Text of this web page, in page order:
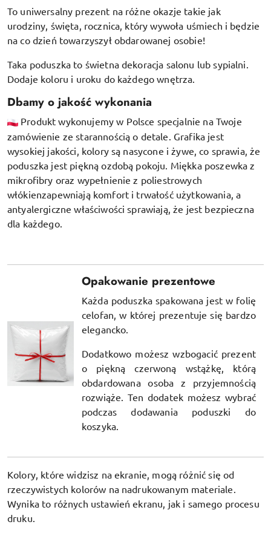
To uniwersalny prezent na różne okazje takie jak
urodziny, święta, rocznica, który wywoła uśmiech i będzie
na co dzień towarzyszył obdarowanej osobie!
Taka poduszka to świetna dekoracja salonu lub sypialni.
Dodaje koloru i uroku do każdego wnętrza.
Dbamy o jakość wykonania
Produkt wykonujemy w Polsce specjalnie na Twoje
zamówienie ze starannością o detale. Grafika jest
wysokiej jakości, kolory są nasycone i żywe, co sprawia, że
poduszka jest piękną ozdobą pokoju. Miękka poszewka z
mikrofibry oraz wypełnienie z poliestrowych
włókienzapewniają komfort i trwałość użytkowania, a
antyalergiczne właściwości sprawiają, że jest bezpieczna
dla każdego.
Opakowanie prezentowe
Każda poduszka spakowana jest w folię
celofan, w której prezentuje się bardzo
elegancko.
Dodatkowo możesz wzbogacić prezent
o piękną czerwoną wstążkę, którą
obdardowana osoba z przyjemnością
rozwiąże. Ten dodatek możesz wybrać
podczas dodawania poduszki do
koszyka.
Kolory, które widzisz na ekranie, mogą różnić się od
rzeczywistych kolorów na nadrukowanym materiale.
Wynika to różnych ustawień ekranu, jak i samego procesu
druku.